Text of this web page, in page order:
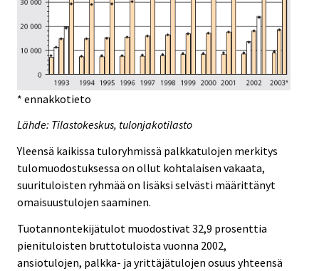
* ennakkotieto
Lähde: Tilastokeskus, tulonjakotilasto
Yleensä kaikissa tuloryhmissä palkkatulojen merkitys
tulomuodostuksessa on ollut kohtalaisen vakaata,
suurituloisten ryhmää on lisäksi selvästi määrittänyt
omaisuustulojen saaminen.
Tuotannontekijätulot muodostivat 32,9 prosenttia
pienituloisten bruttotuloista vuonna 2002,
ansiotulojen, palkka- ja yrittäjätulojen osuus yhteensä